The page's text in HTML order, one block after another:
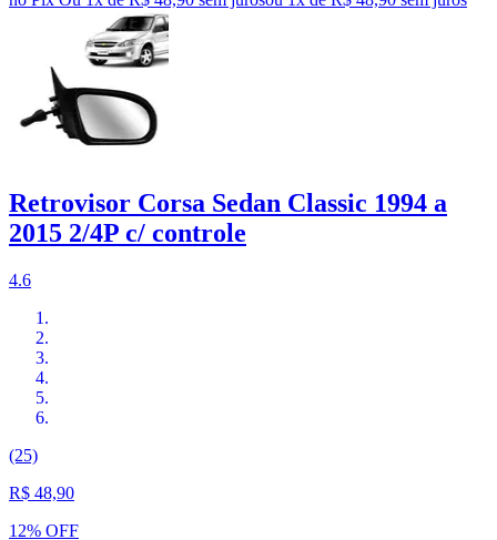
Retrovisor Corsa Sedan Classic 1994 a
2015 2/4P c/ controle
4.6
(25)
R$ 48,90
12% OFF